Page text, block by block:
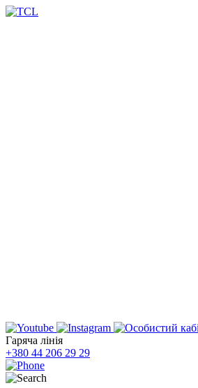
Гаряча лінія
+380 44 206 29 29